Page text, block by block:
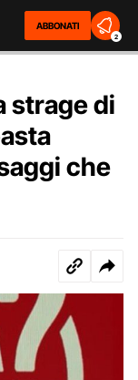
ABBONATI
2
strage di
che